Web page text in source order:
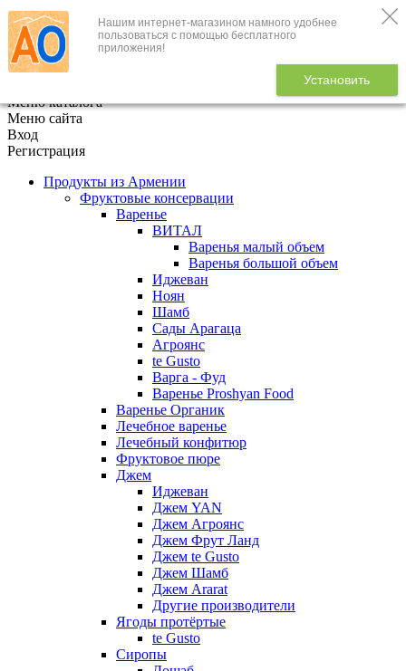
Нашим интернет-магазином намного удобнее
пользоваться с помощью бесплатного
приложения!
Установить
+7 (495) 646-888-1
В корзине
Меню каталога
Меню сайта
Вход
Регистрация
Продукты из Армении
Фруктовые консервации
Варенье
ВИТАЛ
Варенья малый объем
Варенья большой объем
Иджеван
Ноян
Шамб
Сады Арагаца
Агроянс
te Gusto
Варга - Фуд
Варенье Proshyan Food
Варенье Органик
Лечебное варенье
Лечебный конфитюр
Фруктовое пюре
Джем
Иджеван
Джем YAN
Джем Агроянс
Джем Фрут Ланд
Джем te Gusto
Джем Шамб
Джем Ararat
Другие производители
Ягоды протёртые
te Gusto
Сиропы